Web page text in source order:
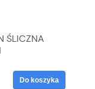
ŚLICZNA
Do koszyka